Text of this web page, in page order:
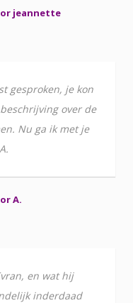
jeannette
gesproken, je kon
over de
Nu ga ik met je
A.
en wat hij
inderdaad